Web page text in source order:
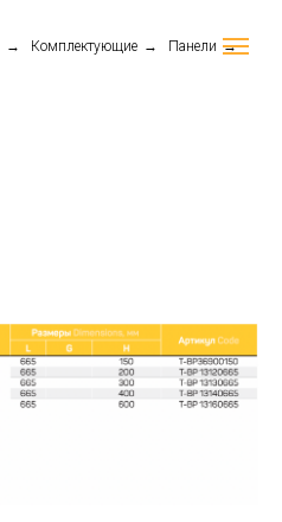
→ Комплектующие → Панели →